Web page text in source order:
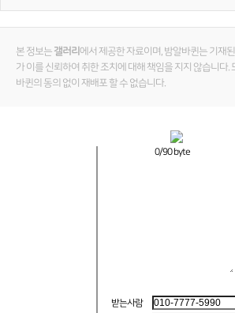
본 정보는 갤러리에서 제공한 자료이며, 밤알바퀸는 기재
가 이를 신뢰하여 취한 조치에 대해 책임을 지지 않습니다.
바퀸의 동의 없이 재배포 할 수 없습니다.
0/90 byte
받는사람